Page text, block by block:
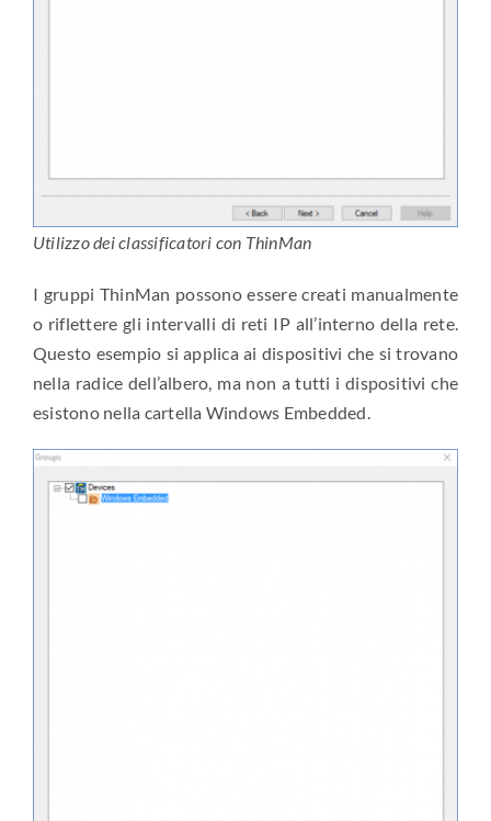
Utilizzo dei classificatori con ThinMan
I gruppi ThinMan possono essere creati manualmente
o riflettere gli intervalli di reti IP all’interno della rete.
Questo esempio si applica ai dispositivi che si trovano
nella radice dell’albero, ma non a tutti i dispositivi che
esistono nella cartella Windows Embedded.